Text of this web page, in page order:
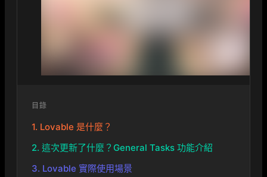
目錄
1. Lovable 是什麼？
2. 這次更新了什麼？General Tasks 功能介紹
3. Lovable 實際使用場景